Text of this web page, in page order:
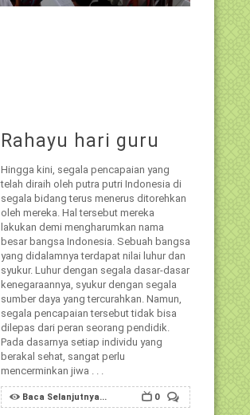
Rahayu hari guru
Hingga kini, segala pencapaian yang
telah diraih oleh putra putri Indonesia di
segala bidang terus menerus ditorehkan
oleh mereka. Hal tersebut mereka
lakukan demi mengharumkan nama
besar bangsa Indonesia. Sebuah bangsa
yang didalamnya terdapat nilai luhur dan
syukur. Luhur dengan segala dasar-dasar
kenegaraannya, syukur dengan segala
sumber daya yang tercurahkan. Namun,
segala pencapaian tersebut tidak bisa
dilepas dari peran seorang pendidik.
Pada dasarnya setiap individu yang
berakal sehat, sangat perlu
mencerminkan jiwa . . .
Baca Selanjutnya... 0